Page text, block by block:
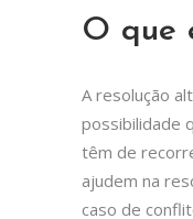
O que
A resolução
possibilidade
têm de
ajudem na
caso de